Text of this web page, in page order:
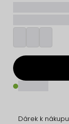
Dárek k nákupu